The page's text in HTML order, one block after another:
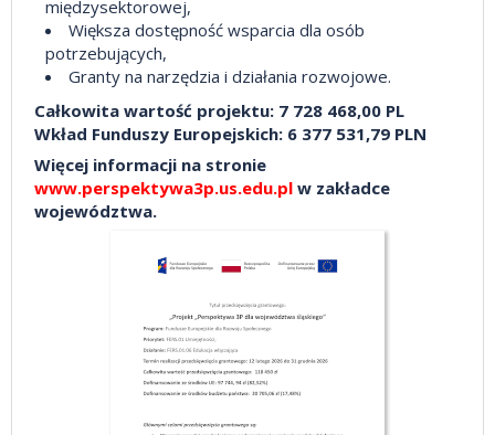
międzysektorowej,
Większa dostępność wsparcia dla osób
potrzebujących,
Granty na narzędzia i działania rozwojowe.
Całkowita wartość projektu: 7 728 468,00 PL
Wkład Funduszy Europejskich: 6 377 531,79 PLN
Więcej informacji na stronie
www.perspektywa3p.us.edu.pl w zakładce
województwa.